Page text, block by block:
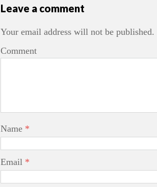
Leave a comment
Your email address will not be published.
Comment
Name *
Email *